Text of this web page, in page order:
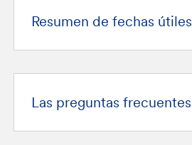
Resumen de fechas útiles
Las preguntas frecuentes